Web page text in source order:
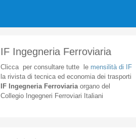
IF Ingegneria Ferroviaria
Cliccaper consultare tuttele mensilità di IF
la rivista di tecnica ed economia dei trasporti
IF Ingegneria Ferroviaria organodel
Collegio
Ingegneri Ferroviari Italiani